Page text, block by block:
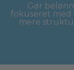
Gør
fokuseret med
mere